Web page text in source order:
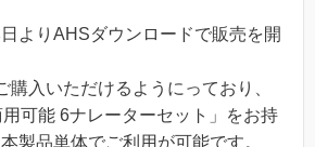
よりAHSダウンロードで販売を開
購入いただけるようにっており、
用可能 6ナレーターセット」をお持
製品単体でご利用が可能です。